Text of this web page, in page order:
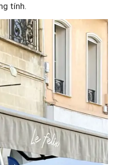
tính.